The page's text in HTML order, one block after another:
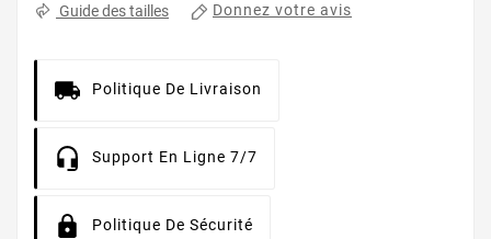
Guide des tailles Donnez votre avis
Politique De Livraison
Support En Ligne 7/7
Politique De Sécurité